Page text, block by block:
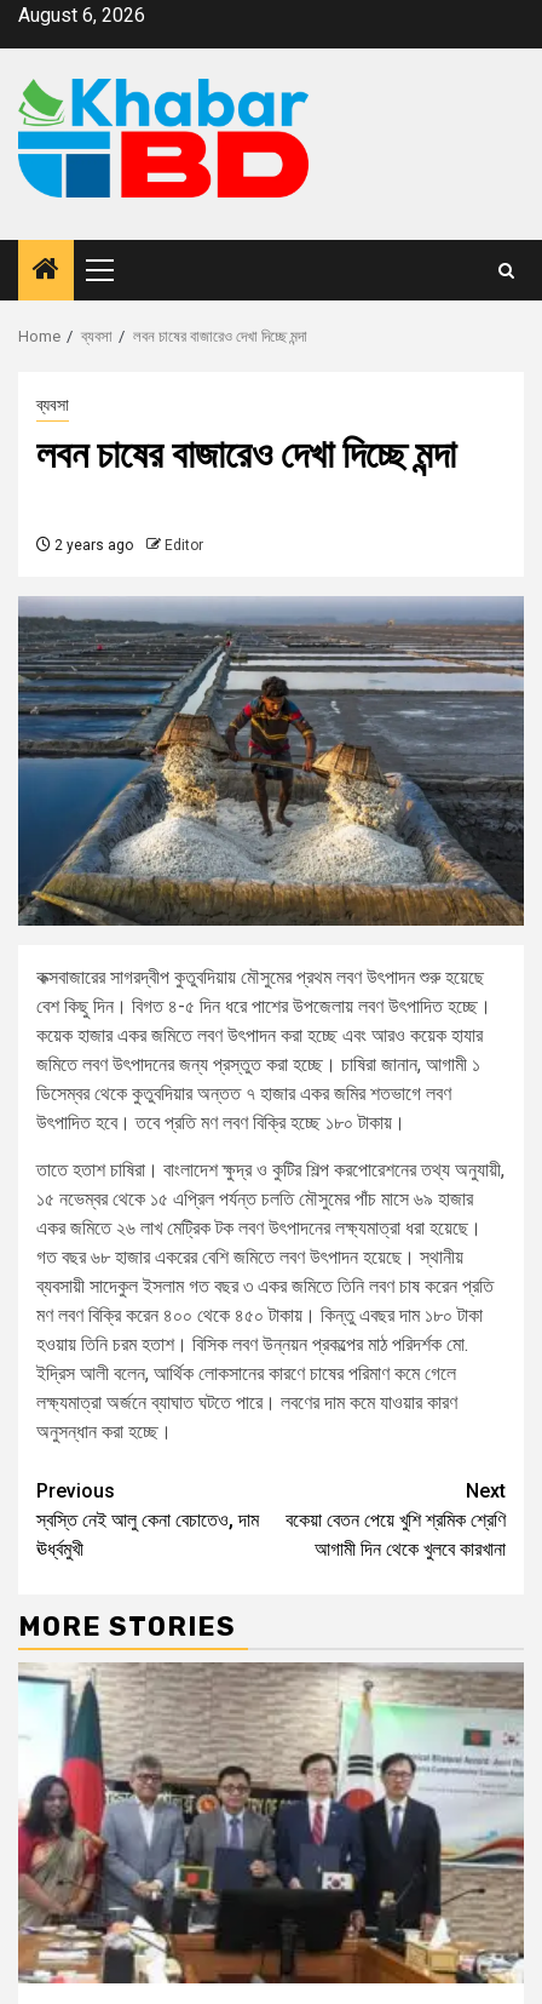
August 6, 2026
Home ব্যবসা লবন চাষের বাজারেও দেখা দিচ্ছে মন্দা
ব্যবসা
লবন চাষের বাজারেও দেখা দিচ্ছে মন্দা
2 years ago Editor
কক্সবাজারের সাগরদ্বীপ কুতুবদিয়ায় মৌসুমের প্রথম লবণ উৎপাদন শুরু হয়েছে
বেশ কিছু দিন। বিগত ৪-৫ দিন ধরে পাশের উপজেলায় লবণ উৎপাদিত হচ্ছে।
কয়েক হাজার একর জমিতে লবণ উৎপাদন করা হচ্ছে এবং আরও কয়েক হাযার
জমিতে লবণ উৎপাদনের জন্য প্রস্তুত করা হচ্ছে। চাষিরা জানান, আগামী ১
ডিসেম্বর থেকে কুতুবদিয়ার অন্তত ৭ হাজার একর জমির শতভাগে লবণ
উৎপাদিত হবে। তবে প্রতি মণ লবণ বিক্রি হচ্ছে ১৮০ টাকায়।
তাতে হতাশ চাষিরা। বাংলাদেশ ক্ষুদ্র ও কুটির শিল্প করপোরেশনের তথ্য অনুযায়ী,
১৫ নভেম্বর থেকে ১৫ এপ্রিল পর্যন্ত চলতি মৌসুমের পাঁচ মাসে ৬৯ হাজার
একর জমিতে ২৬ লাখ মেট্রিক টক লবণ উৎপাদনের লক্ষ্যমাত্রা ধরা হয়েছে।
গত বছর ৬৮ হাজার একরের বেশি জমিতে লবণ উৎপাদন হয়েছে। স্থানীয়
ব্যবসায়ী সাদেকুল ইসলাম গত বছর ৩ একর জমিতে তিনি লবণ চাষ করেন প্রতি
মণ লবণ বিক্রি করেন ৪০০ থেকে ৪৫০ টাকায়। কিন্তু এবছর দাম ১৮০ টাকা
হওয়ায় তিনি চরম হতাশ। বিসিক লবণ উন্নয়ন প্রকল্পের মাঠ পরিদর্শক মো.
ইদ্রিস আলী বলেন, আর্থিক লোকসানের কারণে চাষের পরিমাণ কমে গেলে
লক্ষ্যমাত্রা অর্জনে ব্যাঘাত ঘটতে পারে। লবণের দাম কমে যাওয়ার কারণ
অনুসন্ধান করা হচ্ছে।
Previous
স্বস্তি নেই আলু কেনা বেচাতেও, দাম
ঊর্ধ্বমুখী
Next
বকেয়া বেতন পেয়ে খুশি শ্রমিক শ্রেণি
আগামী দিন থেকে খুলবে কারখানা
MORE STORIES